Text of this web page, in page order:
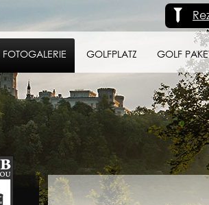
FOTOGALERIE GOLFPLATZ GOLF